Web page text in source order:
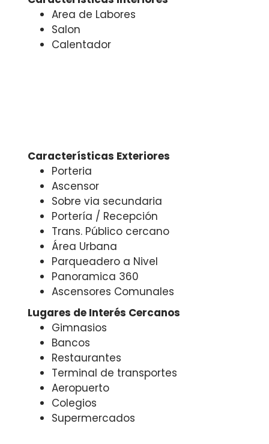
Area de Labores
Salon
Calentador
Características Exteriores
Porteria
Ascensor
Sobre via secundaria
Portería / Recepción
Trans. Público cercano
Área Urbana
Parqueadero a Nivel
Panoramica 360
Ascensores Comunales
Lugares de Interés Cercanos
Gimnasios
Bancos
Restaurantes
Terminal de transportes
Aeropuerto
Colegios
Supermercados